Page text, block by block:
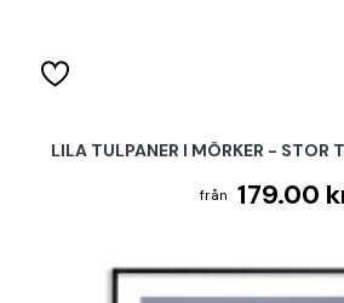
LILA TULPANER I MÖRKER - STOR
179.00